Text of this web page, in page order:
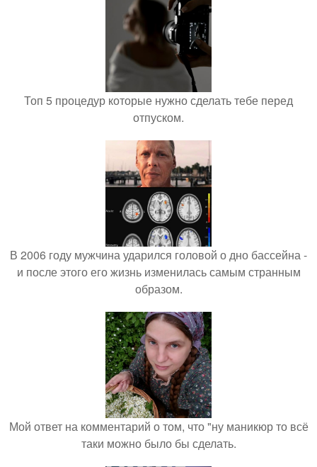
Топ 5 процедур которые нужно сделать тебе перед
отпуском.
В 2006 году мужчина ударился головой о дно бассейна -
и после этого его жизнь изменилась самым странным
образом.
Мой ответ на комментарий о том, что "ну маникюр то всё
таки можно было бы сделать.